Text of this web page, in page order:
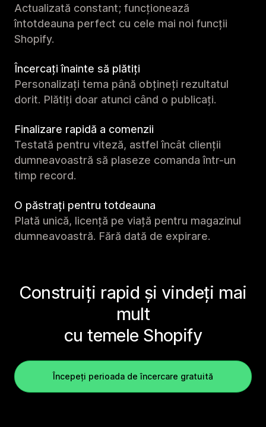
Actualizată constant; funcționează
întotdeauna perfect cu cele mai noi funcții
Shopify.
Încercați înainte să plătiți
Personalizați tema până obțineți rezultatul
dorit. Plătiți doar atunci când o publicați.
Finalizare rapidă a comenzii
Testată pentru viteză, astfel încât clienții
dumneavoastră să plaseze comanda într-un
timp record.
O păstrați pentru totdeauna
Plată unică, licență pe viață pentru magazinul
dumneavoastră. Fără dată de expirare.
Construiți rapid și vindeți mai
mult
cu temele Shopify
Începeți perioada de încercare gratuită